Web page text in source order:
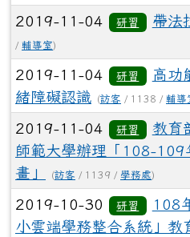
2019-11-04 研習 帶法
/ 輔導室)
2019-11-04 研習
高功
緒障礙認識
(訪客 / 1138 / 輔導
2019-11-04 研習
教育
師範大學辦理「108-109
畫」
(訪客 / 1139 / 學務處)
2019-10-30 研習
108
小雲端學務整合系統」教